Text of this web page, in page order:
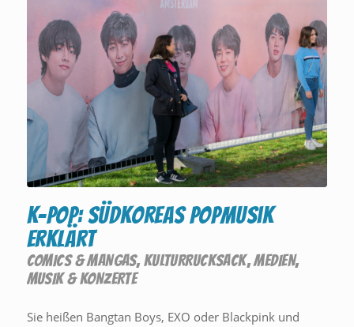
K-Pop: Südkoreas Popmusik
erklärt
COMICS & MANGAS, KULTURRUCKSACK,MEDIEN,
MUSIK & KONZERTE
Sie heißen Bangtan Boys, EXO oder Blackpink und